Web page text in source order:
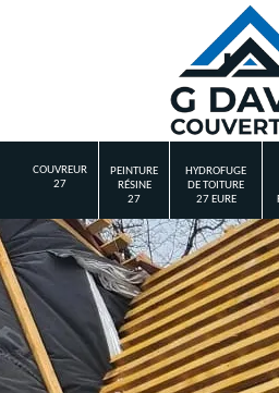
COUVREUR
27
PEINTURE
RÉSINE
27
HYDROFUGE
DE TOITURE
27 EURE